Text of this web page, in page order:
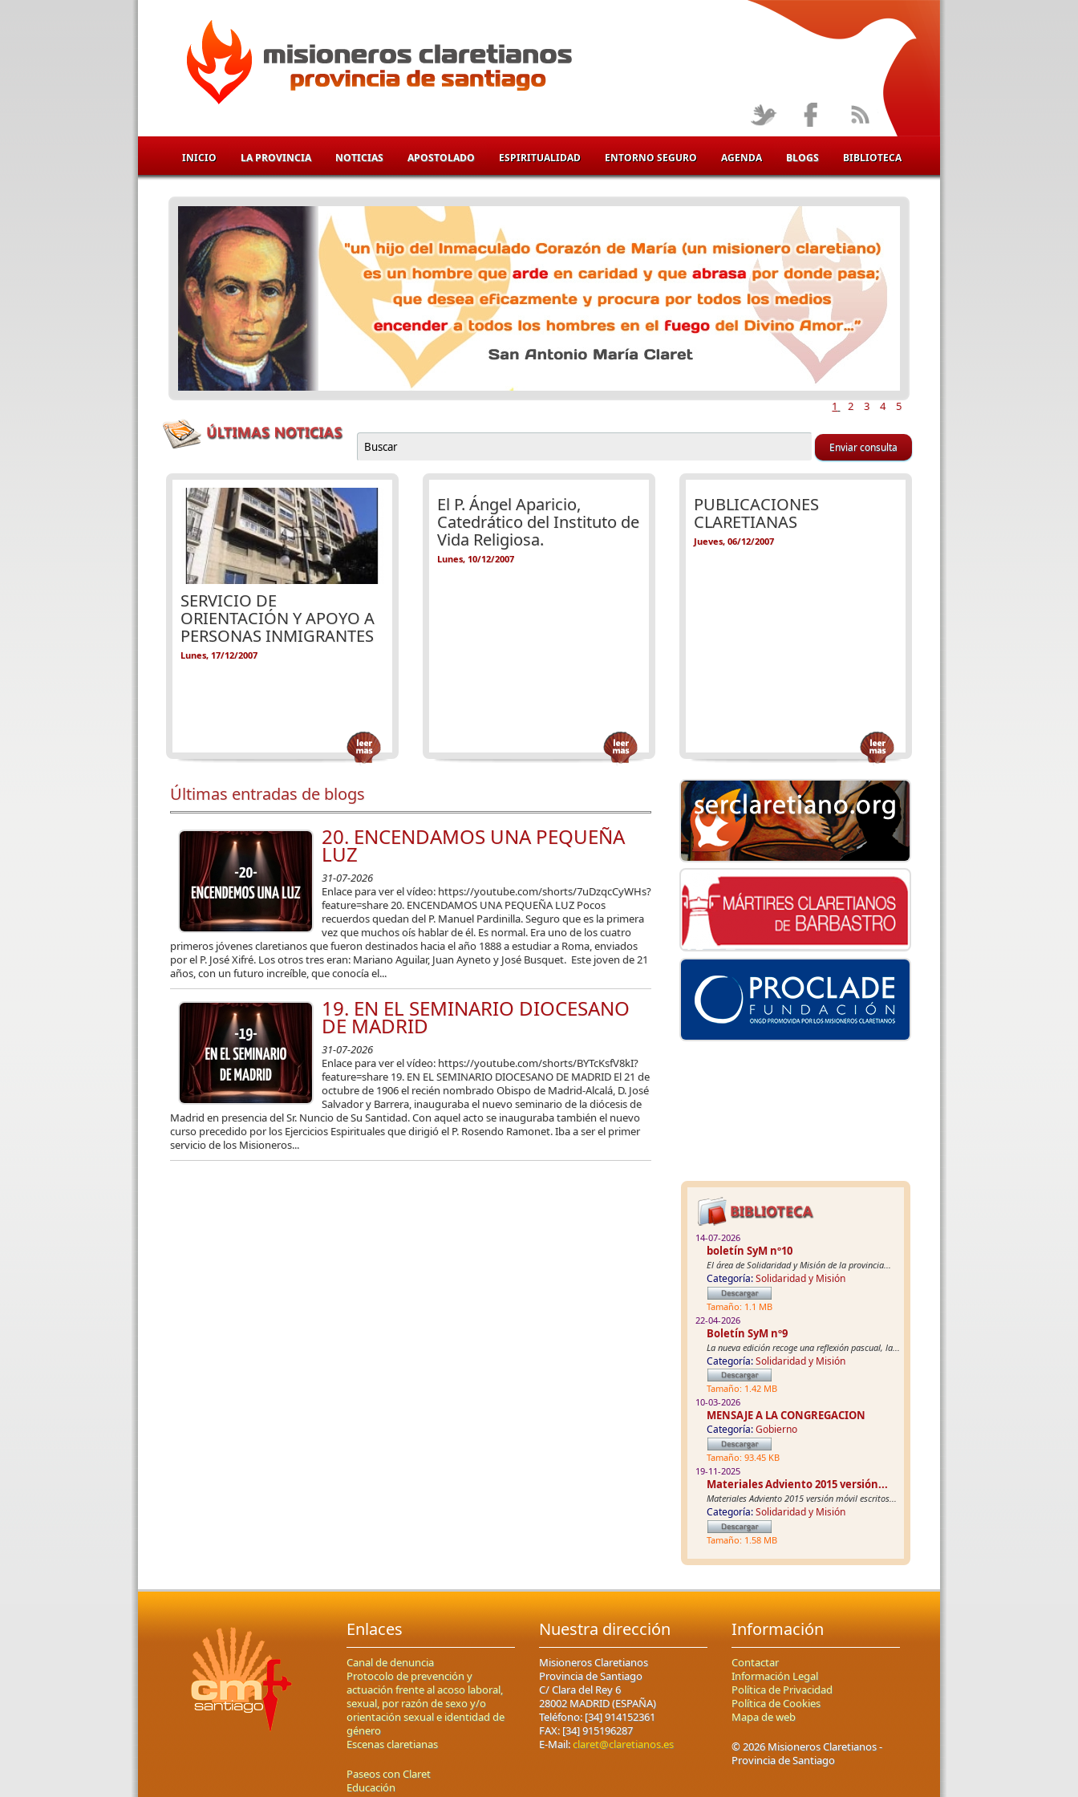
INICIO LA PROVINCIA NOTICIAS APOSTOLADO ESPIRITUALIDAD ENTORNO SEGURO AGENDA BLOGS BIBLIOTECA
1 2 3 4 5
Formulario de búsqueda
Buscar
SERVICIO DE
ORIENTACIÓN Y APOYO A
PERSONAS INMIGRANTES
Lunes, 17/12/2007
El P. Ángel Aparicio,
Catedrático del Instituto de
Vida Religiosa.
Lunes, 10/12/2007
PUBLICACIONES
CLARETIANAS
Jueves, 06/12/2007
Páginas
Últimas entradas de blogs
20. ENCENDAMOS UNA PEQUEÑA
LUZ
31-07-2026
Enlace para ver el vídeo: https://youtube.com/shorts/7uDzqcCyWHs?
feature=share 20. ENCENDAMOS UNA PEQUEÑA LUZ Pocos
recuerdos quedan del P. Manuel Pardinilla. Seguro que es la primera
vez que muchos oís hablar de él. Es normal. Era uno de los cuatro
primeros jóvenes claretianos que fueron destinados hacia el año 1888 a estudiar a Roma, enviados
por el P. José Xifré. Los otros tres eran: Mariano Aguilar, Juan Ayneto y José Busquet. Este joven de 21
años, con un futuro increíble, que conocía el...
19. EN EL SEMINARIO DIOCESANO
DE MADRID
31-07-2026
Enlace para ver el vídeo: https://youtube.com/shorts/BYTcKsfV8kI?
feature=share 19. EN EL SEMINARIO DIOCESANO DE MADRID El 21 de
octubre de 1906 el recién nombrado Obispo de Madrid-Alcalá, D. José
Salvador y Barrera, inauguraba el nuevo seminario de la diócesis de
Madrid en presencia del Sr. Nuncio de Su Santidad. Con aquel acto se inauguraba también el nuevo
curso precedido por los Ejercicios Espirituales que dirigió el P. Rosendo Ramonet. Iba a ser el primer
servicio de los Misioneros...
14-07-2026
boletín SyM nº10
El área de Solidaridad y Misión de la provincia...
Categoría:Solidaridad y Misión
Tamaño: 1.1 MB
22-04-2026
Boletín SyM nº9
La nueva edición recoge una reflexión pascual, la...
Categoría:Solidaridad y Misión
Tamaño: 1.42 MB
10-03-2026
MENSAJE A LA CONGREGACION
Categoría:Gobierno
Tamaño: 93.45 KB
19-11-2025
Materiales Adviento 2015 versión...
Materiales Adviento 2015 versión móvil escritos...
Categoría:Solidaridad y Misión
Tamaño: 1.58 MB
Enlaces
Canal de denuncia
Protocolo de prevención y
actuación frente al acoso laboral,
sexual, por razón de sexo y/o
orientación sexual e identidad de
género
Escenas claretianas
Paseos con Claret
Educación
Nuestra dirección
Misioneros Claretianos
Provincia de Santiago
C/ Clara del Rey 6
28002 MADRID (ESPAÑA)
Teléfono: [34] 914152361
FAX: [34] 915196287
E-Mail:claret@claretianos.es
Información
Contactar
Información Legal
Política de Privacidad
Política de Cookies
Mapa de web
© 2026 Misioneros Claretianos -
Provincia de Santiago